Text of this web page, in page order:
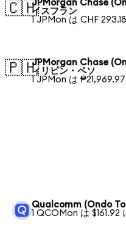
🇨🇭JPMorgan Chase
イスフラン
1 JPMon は CHF
🇵🇭JPMorgan Chase
ィリピン・ペソ
1 JPMon は
Qualcomm (Ondo
1 QCOMon は $161.92